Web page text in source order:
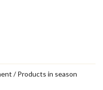
/ Products in season